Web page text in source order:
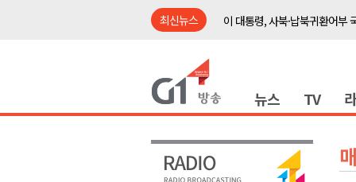
최신뉴스
이 대통령, 사북·납북귀환어부
이광재 국회 예결위원장, 강릉
육동한 시장, 국제스케이트장
영월군, 국·도비 확보 보고회 개
뉴스 TV